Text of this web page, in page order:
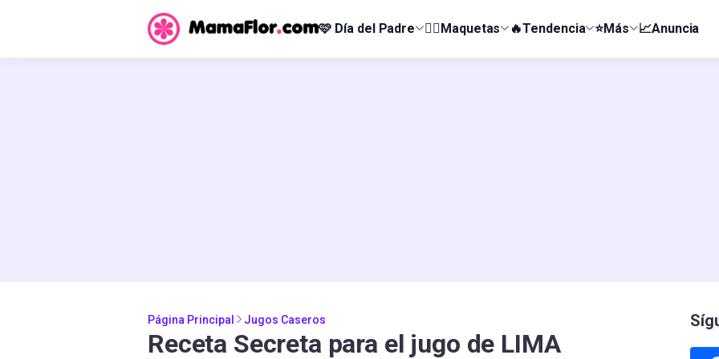
🩷 Día del Padre 👰‍♀️Maquetas 🔥Tendencia ⭐Más 📈Anuncia
Página Principal Jugos Caseros
Receta Secreta para el jugo de LIMA